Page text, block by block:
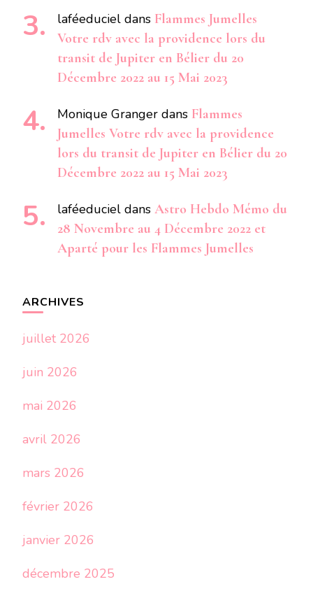
laféeduciel dans Flammes Jumelles
Votre rdv avec la providence lors du
transit de Jupiter en Bélier du 20
Décembre 2022 au 15 Mai 2023
Monique Granger dans Flammes
Jumelles Votre rdv avec la providence
lors du transit de Jupiter en Bélier du 20
Décembre 2022 au 15 Mai 2023
laféeduciel dans Astro Hebdo Mémo du
28 Novembre au 4 Décembre 2022 et
Aparté pour les Flammes Jumelles
ARCHIVES
juillet 2026
juin 2026
mai 2026
avril 2026
mars 2026
février 2026
janvier 2026
décembre 2025